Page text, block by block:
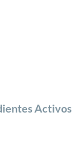
Activos